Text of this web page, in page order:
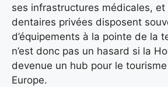
ses infrastructures médicales, et
dentaires privées disposent
d’équipements à la pointe de la
n’est donc pas un hasard si la
devenue un hub pour le
Europe.